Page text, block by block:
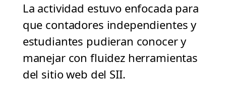
La actividad estuvo enfocada para
que contadores independientes y
estudiantes pudieran conocer y
manejar con fluidez herramientas
del sitio web del SII.